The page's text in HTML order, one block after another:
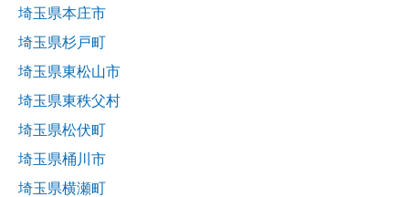
埼玉県本庄市
埼玉県杉戸町
埼玉県東松山市
埼玉県東秩父村
埼玉県松伏町
埼玉県桶川市
埼玉県横瀬町